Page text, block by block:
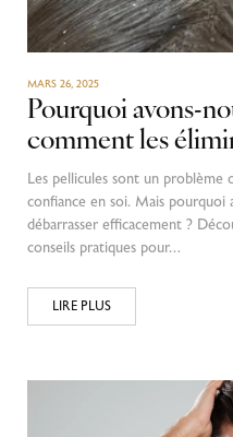
MARS 26, 2025
Pourquoi avons-
comment les
Les pellicules sont un
confiance en soi. Mais pourquoi
débarrasser efficacement ?
conseils pratiques pour…
LIRE PLUS